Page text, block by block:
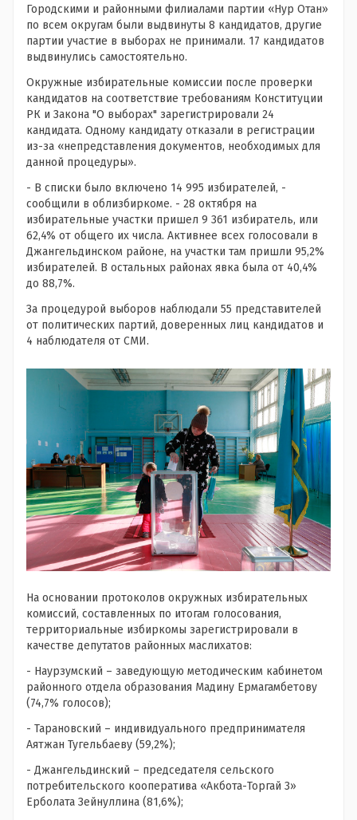
Городскими и районными филиалами партии «Нур Отан»
по всем округам были выдвинуты 8 кандидатов, другие
партии участие в выборах не принимали. 17 кандидатов
выдвинулись самостоятельно.
Окружные избирательные комиссии после проверки
кандидатов на соответствие требованиям Конституции
РК и Закона "О выборах" зарегистрировали 24
кандидата. Одному кандидату отказали в регистрации
из-за «непредставления документов, необходимых для
данной процедуры».
- В списки было включено 14 995 избирателей, -
сообщили в облизбиркоме. - 28 октября на
избирательные участки пришел 9 361 избиратель, или
62,4% от общего их числа. Активнее всех голосовали в
Джангельдинском районе, на участки там пришли 95,2%
избирателей. В остальных районах явка была от 40,4%
до 88,7%.
За процедурой выборов наблюдали 55 представителей
от политических партий, доверенных лиц кандидатов и
4 наблюдателя от СМИ.
На основании протоколов окружных избирательных
комиссий, составленных по итогам голосования,
территориальные избиркомы зарегистрировали в
качестве депутатов районных маслихатов:
- Наурзумский – заведующую методическим кабинетом
районного отдела образования Мадину Ермагамбетову
(74,7% голосов);
- Тарановский – индивидуального предпринимателя
Аятжан Тугельбаеву (59,2%);
- Джангельдинский – председателя сельского
потребительского кооператива «Акбота-Торгай 3»
Ерболата Зейнуллина (81,6%);